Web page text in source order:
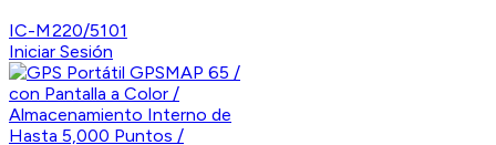
IC-M220/5101
Iniciar Sesión